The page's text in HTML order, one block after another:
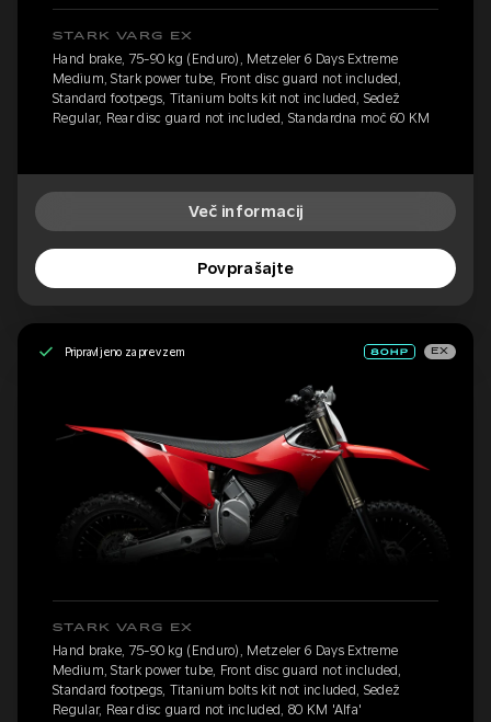
STARK VARG EX
Hand brake, 75-90 kg (Enduro), Metzeler 6 Days Extreme
Medium, Stark power tube, Front disc guard not included,
Standard footpegs, Titanium bolts kit not included, Sedež
Regular, Rear disc guard not included, Standardna moč 60 KM
Več informacij
Povprašajte
Pripravljeno za prevzem EX
STARK VARG EX
Hand brake, 75-90 kg (Enduro), Metzeler 6 Days Extreme
Medium, Stark power tube, Front disc guard not included,
Standard footpegs, Titanium bolts kit not included, Sedež
Regular, Rear disc guard not included, 80 KM 'Alfa'